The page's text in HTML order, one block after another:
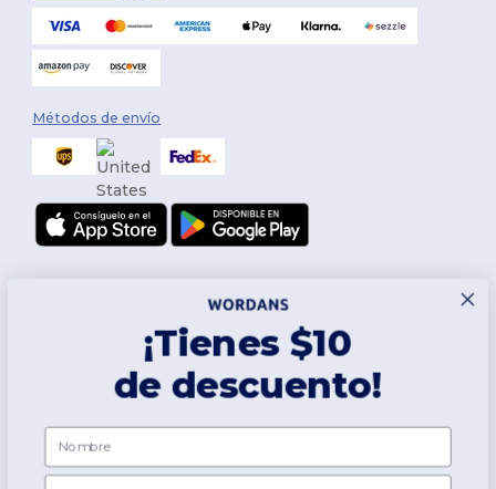
Métodos de envío
¡Tienes $10
de descuento!
Nombre
Email